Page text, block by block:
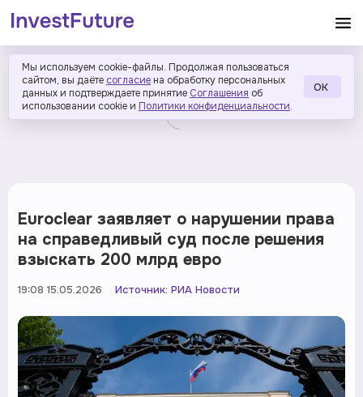
Мы используем cookie-файлы. Продолжая пользоваться
сайтом, вы даёте согласие на обработку персональных
данных и подтверждаете принятие Соглашения об
использовании cookie и Политики конфиденциальности.
ОК
Euroclear заявляет о нарушении права
на справедливый суд после решения
взыскать 200 млрд евро
19:08 15.05.2026 Источник: РИА Новости